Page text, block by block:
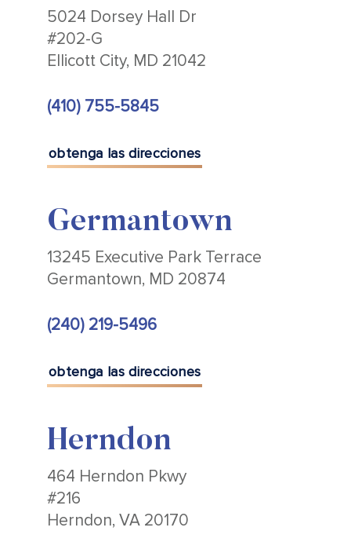
5024 Dorsey Hall Dr
#202-G
Ellicott City, MD 21042
(410) 755-5845
obtenga las direcciones
Germantown
13245 Executive Park Terrace
Germantown, MD 20874
(240) 219-5496
obtenga las direcciones
Herndon
464 Herndon Pkwy
#216
Herndon, VA 20170